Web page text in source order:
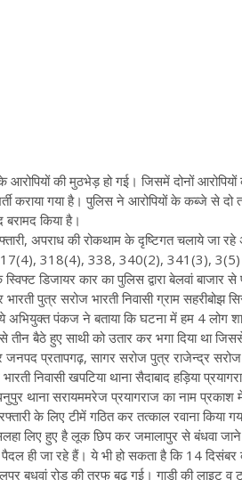
की मुठभेड़ हो गई। जिसमें दोनों आरोपियों
कराया गया है। पुलिस ने आरोपियों के कब्जे से
किया है।
अपराध की रोकथाम के दृष्टिगत चलाये जा
318(4), 338, 340(2), 341(3), 3(5)
डिजायर कार का पुलिस द्वारा बेलवां बाजार से
पुत्र सरोज भारती निवासी ग्राम सहरीबोझ
अभियुक्त पंकज ने बताया कि घटना में हम 4 लोग
बैठे हुए साथी को उतार कर भगा दिया था
प्रतापगढ़, सागर सरोज पुत्र राजेन्द्र सरोज
निवासी खपटिया थाना सैदाबाद हड़िया
थाना सरायममरेज प्रयागराज का नाम प्रकाश
के लिए टीमें गठित कर तत्काल रवाना किया
लिए हुए है लूक छिप कर जमालापुर से बंधवा
ही जा रहे हैं। ये भी हो सकता है कि 14 दिसंबर
बधवां रोड की तरफ बढ़ गई। गाड़ी की लाइट व